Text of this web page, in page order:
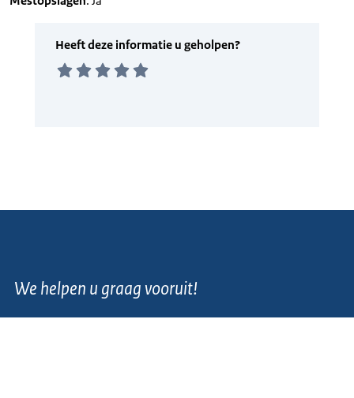
We helpen u graag vooruit!